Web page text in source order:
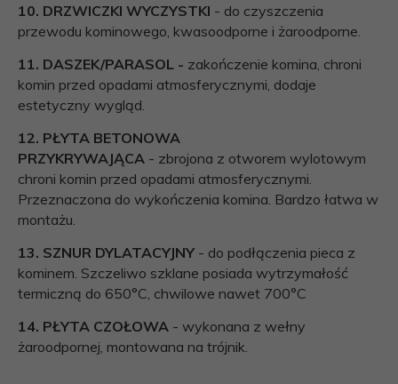
10. DRZWICZKI WYCZYSTKI - do czyszczenia
przewodu kominowego, kwasoodporne i żaroodporne.
11. DASZEK/PARASOL - zakończenie komina, chroni
komin przed opadami atmosferycznymi, dodaje
estetyczny wygląd.
12. PŁYTA BETONOWA
PRZYKRYWAJĄCA - zbrojona z otworem wylotowym
chroni komin przed opadami atmosferycznymi.
Przeznaczona do wykończenia komina. Bardzo łatwa w
montażu.
13. SZNUR DYLATACYJNY- do podłączenia pieca z
kominem. Szczeliwo szklane posiada wytrzymałość
termiczną do 650°C, chwilowe nawet 700°C
14. PŁYTA CZOŁOWA - wykonana z wełny
żaroodpornej, montowana na trójnik.